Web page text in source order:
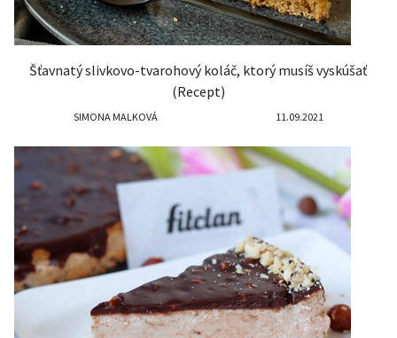
Šťavnatý slivkovo-tvarohový koláč, ktorý musíš vyskúšať
(Recept)
SIMONA MALKOVÁ 11.09.2021